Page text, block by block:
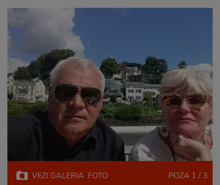
VEZI GALERIA FOTO POZA 1 / 3